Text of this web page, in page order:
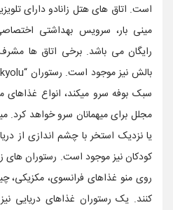
است. اتاق های هتل زانادو دارای
مینی بار، سرویس بهداشتی
رایگان می باشد. برخی اتاق ها
سبک بوفه سرو میکند، انواع غذاهای
مجلل برای میهمانان سرو خواهد کرد.
یا نزدیک استخر با چشم اندازی از
کودکان نیز موجود است. رستوران
روی منو غذاهای فرانسوی، مکزیکی،
کنند. یک رستوران غذاهای دریایی